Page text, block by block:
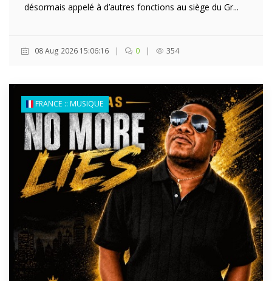
désormais appelé à d’autres fonctions au siège du Gr...
08 Aug 2026 15:06:16 | 0 | 354
FRANCE :: MUSIQUE